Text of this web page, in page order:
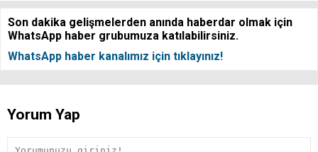
Son dakika gelişmelerden anında haberdar olmak için
WhatsApp haber grubumuza katılabilirsiniz.
WhatsApp haber kanalımız için tıklayınız!
Yorum Yap